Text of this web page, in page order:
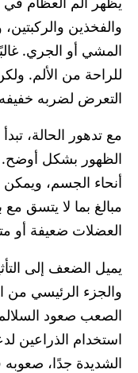
والفخذين
المشي أو الجري.
للراحة من الألم.
التعرض لضربه
مع تدهور الحالة،
الظهور بشكل أوضح.
أنحاء الجسم،
مبالغ بما لا يتسق
العضلات ضعيفة أو
يميل الضعف إلى
والجزء الرئيسي
الصعب صعود
استخدام الذراعين
الشديدة جدًا،